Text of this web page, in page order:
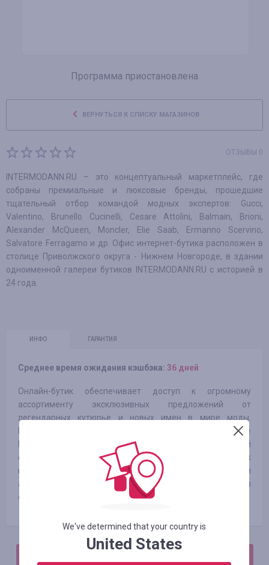
Программа приостановлена
ВЕРНУТЬСЯ К СПИСКУ МАГАЗИНОВ
ОТЗЫВЫ 0
INTERMODANN.RU – это концептуальный маркетплейс, где
собраны премиальные и люксовые бренды, прошедшие
тщательный отбор командой модных экспертов: Gucci,
Valentino, Brunello Cucinelli, Cesare Attolini, Balmain, Brioni,
Alexander McQueen, Moncler, Elie Saab, Ermanno Scervino,
Salvatore Ferragamo и др. Офис интернет-бутика расположен в
столице Приволжского округа - Нижнем Новгороде, в здании
одноименной галереи бутиков INTERMODANN.RU с историей в
24 года.
ИНФО ГАРАНТИЯ
Среднее время ожидания кэшбэка: 36 дней
Онлайн-бутик обеспечивает доступ к огромному
ассортименту эксклюзивных предложений от
легендарных кутюрье и новых имен в мире моды.
Приобретая брендовую одежду и обувь в онлайн-бутике
INTERMODANN.RU, можно быть уверенным в 100%-ой
оригинальности изделия. В разделе новинок
представлен широкий выбор актуальной одежды, обуви и
аксессуаров. С подиумов мировых столиц моды – для
самых искушенных ценителей стиля.
We've determined that your country is
United States